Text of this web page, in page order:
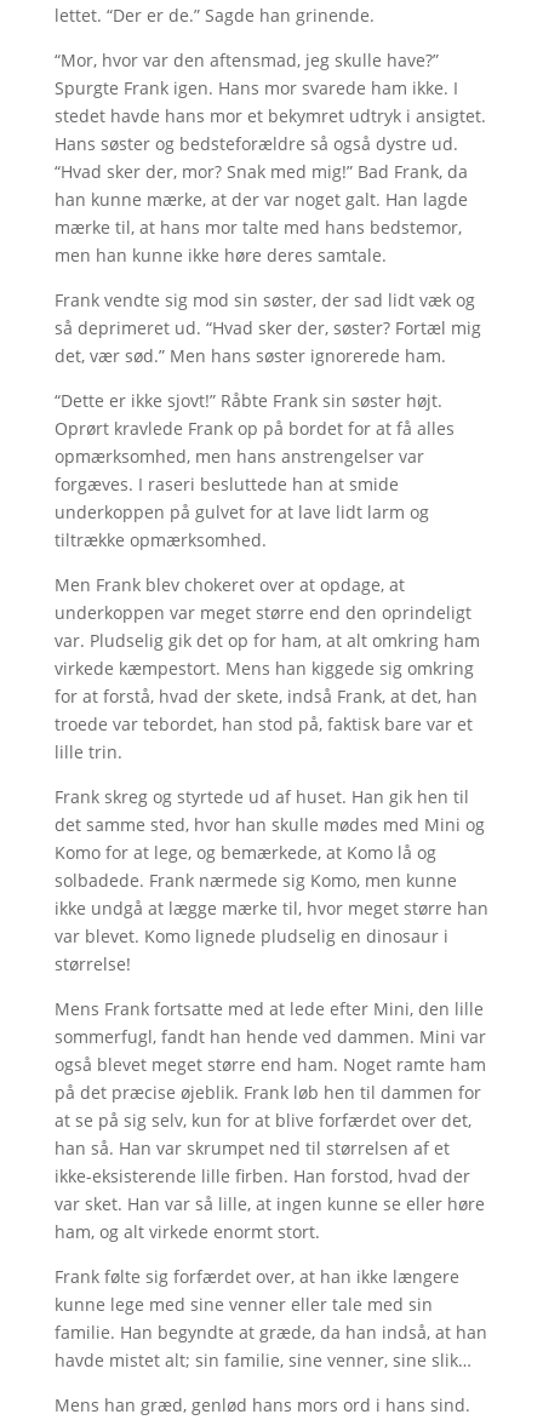
lettet. “Der er de.” Sagde han grinende.
“Mor, hvor var den aftensmad, jeg skulle have?”
Spurgte Frank igen. Hans mor svarede ham ikke. I
stedet havde hans mor et bekymret udtryk i ansigtet.
Hans søster og bedsteforældre så også dystre ud.
“Hvad sker der, mor? Snak med mig!” Bad Frank, da
han kunne mærke, at der var noget galt. Han lagde
mærke til, at hans mor talte med hans bedstemor,
men han kunne ikke høre deres samtale.
Frank vendte sig mod sin søster, der sad lidt væk og
så deprimeret ud. “Hvad sker der, søster? Fortæl mig
det, vær sød.” Men hans søster ignorerede ham.
“Dette er ikke sjovt!” Råbte Frank sin søster højt.
Oprørt kravlede Frank op på bordet for at få alles
opmærksomhed, men hans anstrengelser var
forgæves. I raseri besluttede han at smide
underkoppen på gulvet for at lave lidt larm og
tiltrække opmærksomhed.
Men Frank blev chokeret over at opdage, at
underkoppen var meget større end den oprindeligt
var. Pludselig gik det op for ham, at alt omkring ham
virkede kæmpestort. Mens han kiggede sig omkring
for at forstå, hvad der skete, indså Frank, at det, han
troede var tebordet, han stod på, faktisk bare var et
lille trin.
Frank skreg og styrtede ud af huset. Han gik hen til
det samme sted, hvor han skulle mødes med Mini og
Komo for at lege, og bemærkede, at Komo lå og
solbadede. Frank nærmede sig Komo, men kunne
ikke undgå at lægge mærke til, hvor meget større han
var blevet. Komo lignede pludselig en dinosaur i
størrelse!
Mens Frank fortsatte med at lede efter Mini, den lille
sommerfugl, fandt han hende ved dammen. Mini var
også blevet meget større end ham. Noget ramte ham
på det præcise øjeblik. Frank løb hen til dammen for
at se på sig selv, kun for at blive forfærdet over det,
han så. Han var skrumpet ned til størrelsen af et
ikke-eksisterende lille firben. Han forstod, hvad der
var sket. Han var så lille, at ingen kunne se eller høre
ham, og alt virkede enormt stort.
Frank følte sig forfærdet over, at han ikke længere
kunne lege med sine venner eller tale med sin
familie. Han begyndte at græde, da han indså, at han
havde mistet alt; sin familie, sine venner, sine slik…
Mens han græd, genlød hans mors ord i hans sind.